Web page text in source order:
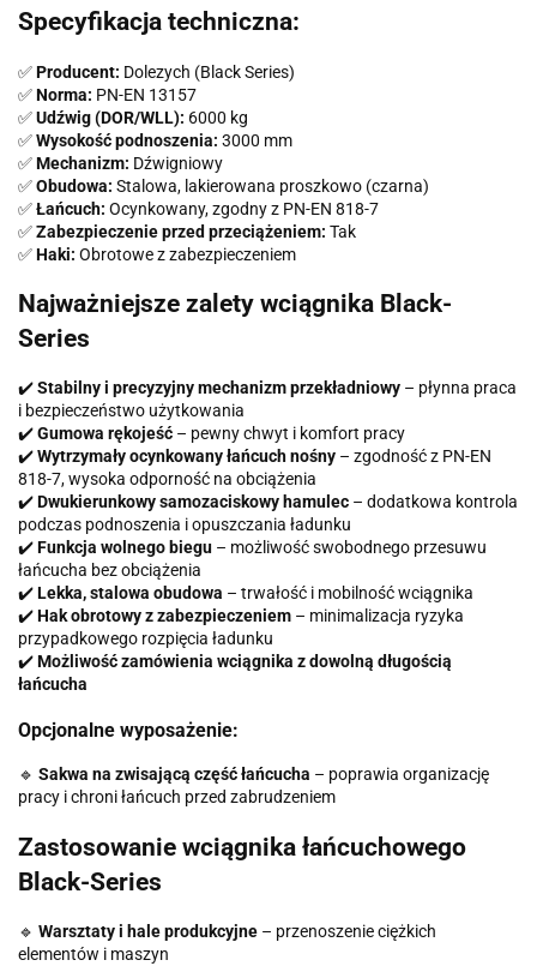
Specyfikacja techniczna:
✅Producent: Dolezych (Black Series)
✅Norma: PN-EN 13157
✅Udźwig (DOR/WLL): 6000 kg
✅Wysokość podnoszenia: 3000 mm
✅Mechanizm: Dźwigniowy
✅Obudowa: Stalowa, lakierowana proszkowo (czarna)
✅Łańcuch: Ocynkowany, zgodny z PN-EN 818-7
✅Zabezpieczenie przed przeciążeniem: Tak
✅Haki: Obrotowe z zabezpieczeniem
Najważniejsze zalety wciągnika Black-
Series
✔️Stabilny i precyzyjny mechanizm przekładniowy – płynna praca
i bezpieczeństwo użytkowania
✔️Gumowa rękojeść – pewny chwyt i komfort pracy
✔️Wytrzymały ocynkowany łańcuch nośny – zgodność z PN-EN
818-7, wysoka odporność na obciążenia
✔️Dwukierunkowy samozaciskowy hamulec – dodatkowa kontrola
podczas podnoszenia i opuszczania ładunku
✔️Funkcja wolnego biegu – możliwość swobodnego przesuwu
łańcucha bez obciążenia
✔️Lekka, stalowa obudowa – trwałość i mobilność wciągnika
✔️Hak obrotowy z zabezpieczeniem – minimalizacja ryzyka
przypadkowego rozpięcia ładunku
✔️Możliwość zamówienia wciągnika z dowolną długością
łańcucha
Opcjonalne wyposażenie:
🔹 Sakwa na zwisającą część łańcucha – poprawia organizację
pracy i chroni łańcuch przed zabrudzeniem
Zastosowanie wciągnika łańcuchowego
Black-Series
🔹 Warsztaty i hale produkcyjne – przenoszenie ciężkich
elementów i maszyn